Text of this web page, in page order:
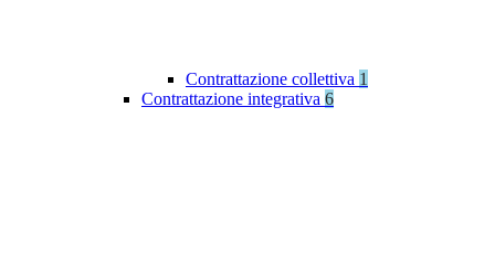
Contrattazione collettiva 1
Contrattazione integrativa 6